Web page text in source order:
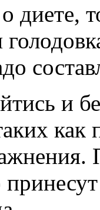
диете,
и
как